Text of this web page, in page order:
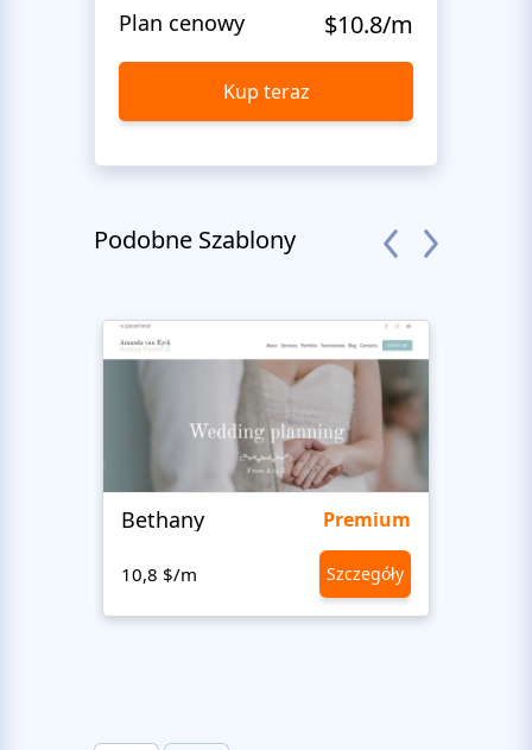
Plan cenowy $10.8/m
Kup teraz
Podobne Szablony
Bethany Premium
10,8 $/m Szczegóły